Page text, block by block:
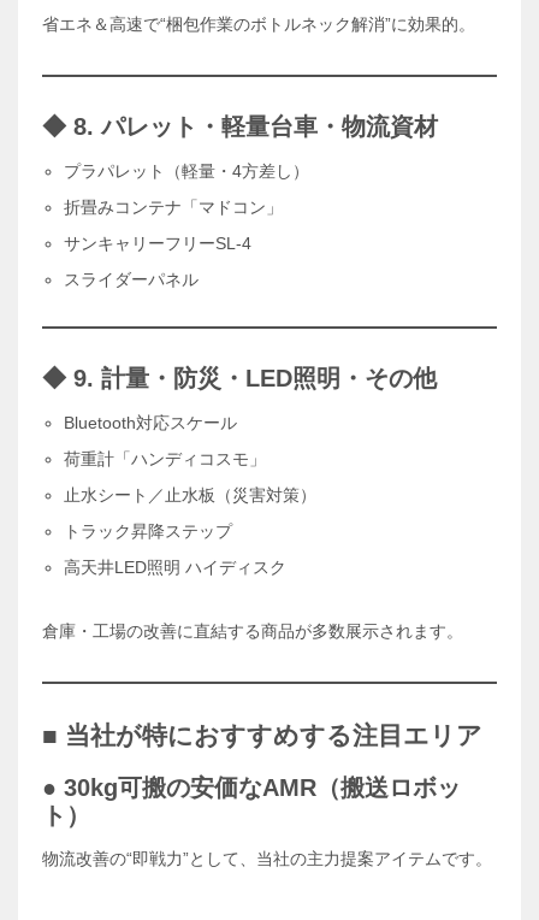
省エネ＆高速で“梱包作業のボトルネック解消”に効果的。
◆ 8. パレット・軽量台車・物流資材
プラパレット（軽量・4方差し）
折畳みコンテナ「マドコン」
サンキャリーフリーSL-4
スライダーパネル
◆ 9. 計量・防災・LED照明・その他
Bluetooth対応スケール
荷重計「ハンディコスモ」
止水シート／止水板（災害対策）
トラック昇降ステップ
高天井LED照明 ハイディスク
倉庫・工場の改善に直結する商品が多数展示されます。
■ 当社が特におすすめする注目エリア
● 30kg可搬の安価なAMR（搬送ロボッ
ト）
物流改善の“即戦力”として、当社の主力提案アイテムです。